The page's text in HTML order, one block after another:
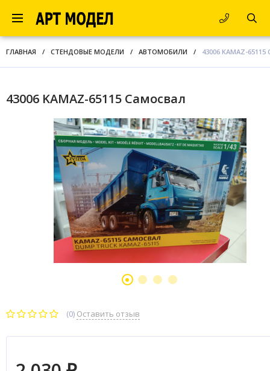
ГЛАВНАЯ / СТЕНДОВЫЕ МОДЕЛИ / АВТОМОБИЛИ / 43006 KAMAZ-
43006 KAMAZ-65115 Самосвал
(0) Оставить отзыв